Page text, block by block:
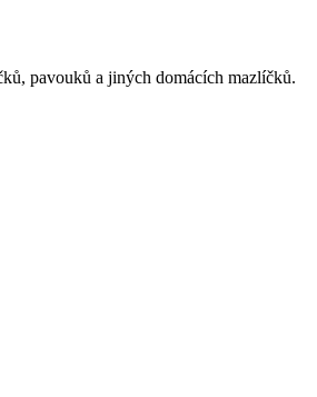
pavouků a jiných domácích mazlíčků.